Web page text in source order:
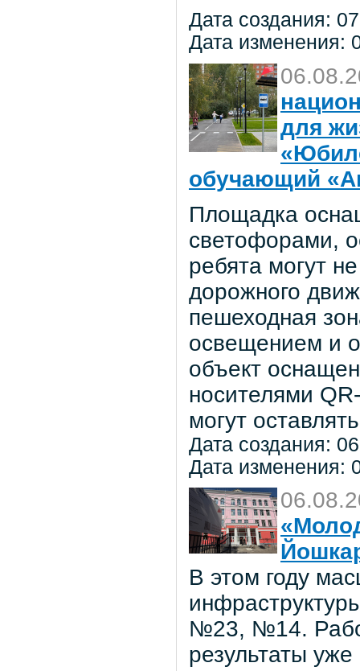
Дата создания:
Дата изменения:
для
обучающий
Площадка
светофорами,
ребята могут
дорожного
пешеходная
освещением и
объект
носителями
могут
Дата создания:
Дата изменения:
В этом году
№23, №14.
результаты